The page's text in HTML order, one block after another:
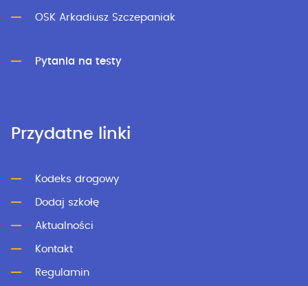
OSK Arkadiusz Szczepaniak
Pytania na testy
Przydatne linki
Kodeks drogowy
Dodaj szkołę
Aktualności
Kontakt
Regulamin